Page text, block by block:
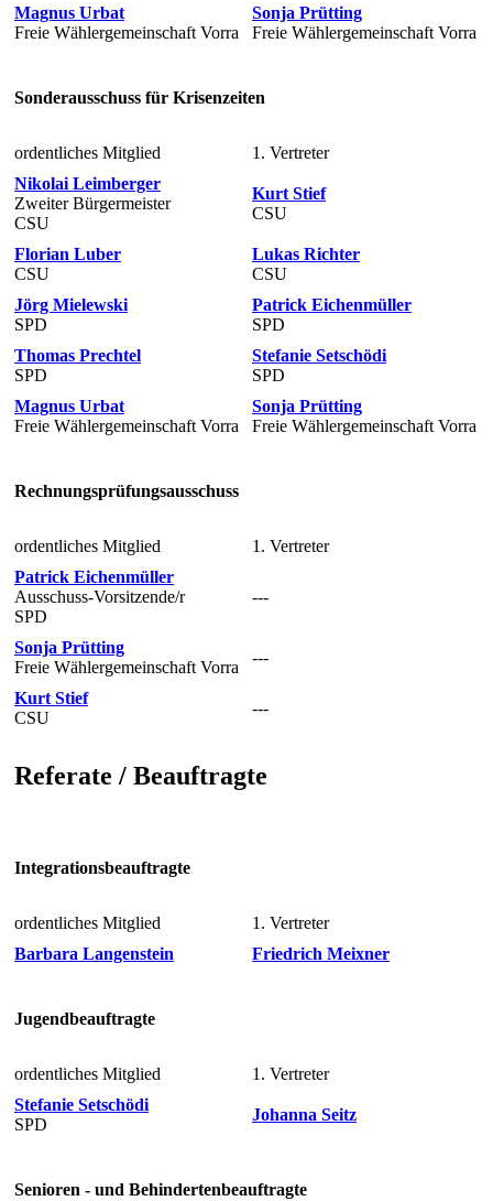
Magnus Urbat
Freie Wählergemeinschaft Vorra
Sonja Prütting
Freie Wählergemeinschaft Vorra
Sonderausschuss für Krisenzeiten
ordentliches Mitglied
1. Vertreter
Nikolai Leimberger
Zweiter Bürgermeister
CSU
Kurt Stief
CSU
Florian Luber
CSU
Lukas Richter
CSU
Jörg Mielewski
SPD
Patrick Eichenmüller
SPD
Thomas Prechtel
SPD
Stefanie Setschödi
SPD
Magnus Urbat
Freie Wählergemeinschaft Vorra
Sonja Prütting
Freie Wählergemeinschaft Vorra
Rechnungsprüfungsausschuss
ordentliches Mitglied
1. Vertreter
Patrick Eichenmüller
Ausschuss-Vorsitzende/r
SPD
---
Sonja Prütting
Freie Wählergemeinschaft Vorra
---
Kurt Stief
CSU
---
Referate / Beauftragte
Integrationsbeauftragte
ordentliches Mitglied
1. Vertreter
Barbara Langenstein
Friedrich Meixner
Jugendbeauftragte
ordentliches Mitglied
1. Vertreter
Stefanie Setschödi
SPD
Johanna Seitz
Senioren - und Behindertenbeauftragte